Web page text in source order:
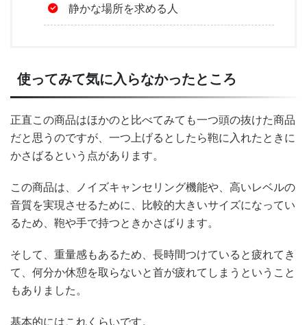
静かな場所を求める人
使ってみて気に入らなかったところ
正直この商品はほかのと比べてみても一つ頭の抜けた商品
だと思うのですが、一つ上げるとしたら鞄に入れたときに
かさばるという点があります。
この商品は、ノイズキャンセリング機能や、高いレベルの
音質を実現させるために、比較的大きいサイズになってい
るため、鞄や手で持つときかさばります。
そして、重量感もあるため、長時間つけていると疲れてき
て、何分か休憩を取らないと首が疲れてしまうということ
もありました。
基本的にはこれくらいです。